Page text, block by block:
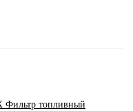
Фильтр топливный